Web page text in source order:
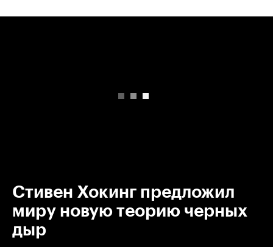
Стивен Хокинг предложил
миру новую теорию черных
дыр